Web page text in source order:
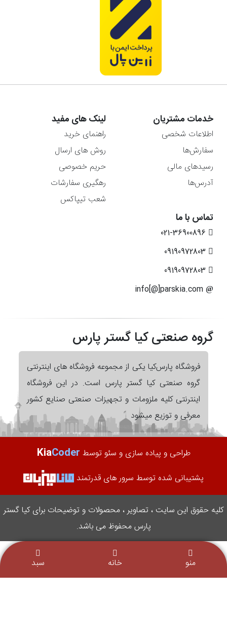
خدمات مشتریان
اطلاعات شخصی
سفارش‌ها
رسیدهای مالی
آدرس‌ها
لینک های مفید
راهنمای خرید
روش های ارسال
حریم خصوصی
رهگیری سفارشات
شعب تیپاکس
تماس با ما
گروه صنعتی کیا گستر پارس
فروشگاه پارس‌کیا یکی از مجموعه فروشگاه های اینترنتی
گروه صنعتی کیا گستر پارس است. در این فروشگاه
اینترنتی کلیه ملزومات و تجهیزات صنعتی صنایع کشور
معرفی و توزیع میشود
طراحی و پیاده سازی و سئو توسط KiaCoder
پشتیبانی شده توسط سرور های قدرتمند
کلیه حقوق این سایت ، تصاویر ، محصولات و توضیحات برای کیا گستر
پارس محفوظ می باشد.
منو خانه سبد